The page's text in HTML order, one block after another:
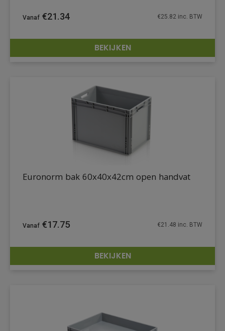
DETAILS
€21.34 €25.82 inc. BTW
BEKIJKEN
DETAILS
Euronorm bak 60x40x42cm open handvat
€17.75 €21.48 inc. BTW
BEKIJKEN